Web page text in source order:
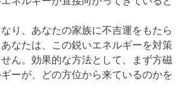
り、あなたの家族に不吉運をもたら
なたは、この鋭いエネルギーを対策
ん。効果的な方法として、まず方磁
ーが、どの方位から来ているのかを